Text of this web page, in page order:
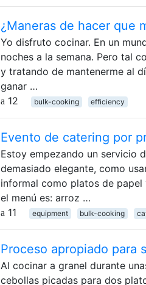
¿Maneras de hacer que
Yo disfruto cocinar. En un
noches a la semana. Pero tal
y tratando de mantenerme al
ganar …
12
bulk-cooking efficiency
Evento de catering por
Estoy empezando un servicio
demasiado elegante, como
informal como platos de
el menú es: arroz …
11
equipment bulk-cooking
Proceso apropiado para
Al cocinar a granel durante
cebollas picadas para dos